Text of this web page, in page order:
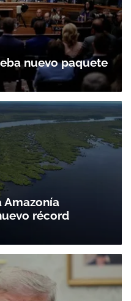
nuevo paquete
Amazonía
récord